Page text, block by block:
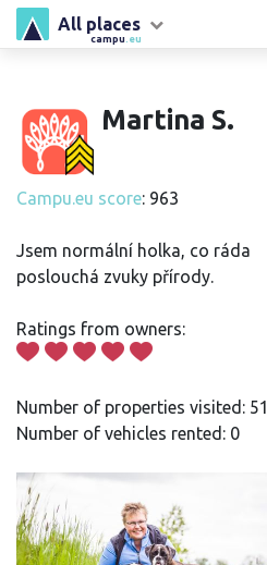
campu .eu
All places
Martina S.
Campu.eu score: 963
Jsem normální holka, co ráda
poslouchá zvuky přírody.
Ratings from owners:
Number of properties visited: 51
Number of vehicles rented: 0